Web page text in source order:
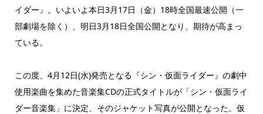
イダー』。いよいよ本日3月17日（金）18時全国最速公開（一
部劇場を除く）、明日3月18日全国公開となり、期待が高まっ
ている。
この度、4月12日(水)発売となる『シン・仮面ライダー』の劇中
使用楽曲を集めた音楽集CDの正式タイトルが「シン・仮面ライ
ダー音楽集」に決定、そのジャケット写真が公開となった。仮